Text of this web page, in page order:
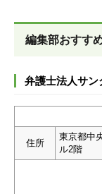
編集部おすす
弁護士法人サ
住所
東京都中
ル2階